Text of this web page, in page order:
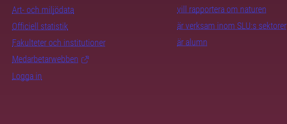
Art- och miljödata
Officiell statistik
Fakulteter och institutioner
Medarbetarwebben
Logga in
vill rapportera om naturen
är verksam inom SLU:s sektorer
är alumn